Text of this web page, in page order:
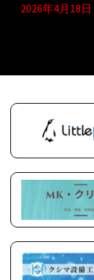
2026年4月18